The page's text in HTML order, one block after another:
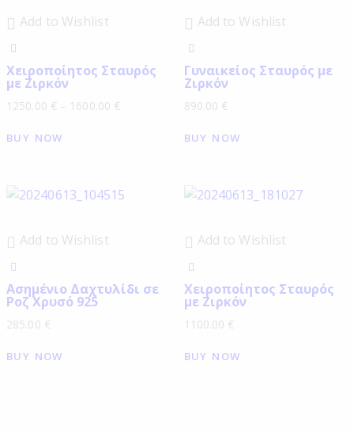
Add to Wishlist
Χειροποίητος Σταυρός
με Ζιρκόν
1250.00 € – 1600.00 €
BUY NOW
Add to Wishlist
Γυναικείος Σταυρός με
Ζιρκόν
890.00 €
BUY NOW
Add to Wishlist
Ασημένιο Δαχτυλίδι σε
Ροζ Χρυσό 925
285.00 €
BUY NOW
Add to Wishlist
Χειροποίητος Σταυρός
με Ζιρκόν
1100.00 €
BUY NOW